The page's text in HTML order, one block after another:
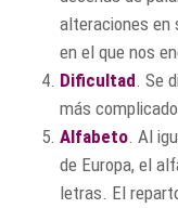
alteraciones en
en el que nos
Dificultad . Se
más
Alfabeto. Al
de Europa, el
letras. El